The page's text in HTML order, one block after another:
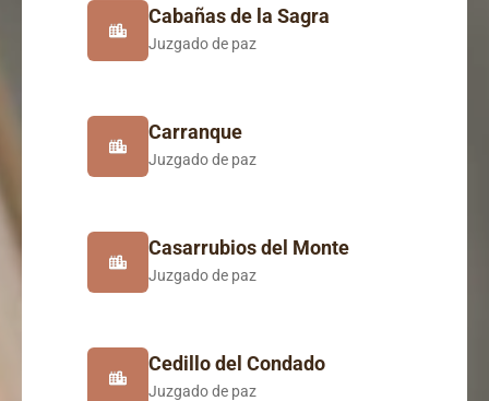
Cabañas de la Sagra
Juzgado de paz
Carranque
Juzgado de paz
Casarrubios del Monte
Juzgado de paz
Cedillo del Condado
Juzgado de paz